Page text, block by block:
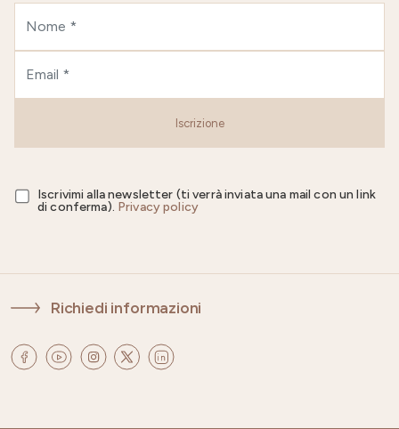
Iscrizione
Iscrivimi alla newsletter (ti verrà inviata una mail con un link
di conferma). Privacy policy
Richiedi informazioni